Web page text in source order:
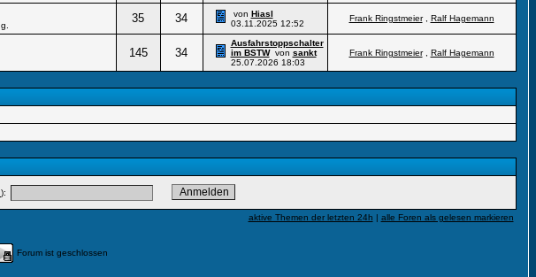
35 34 von Hiasl
03.11.2025 12:52
Frank Ringstmeier, Ralf Hagemann
145 34
Ausfahrstoppschalter
im BSTWvon sankt
25.07.2026 18:03
Frank Ringstmeier, Ralf Hagemann
):
aktive Themen der letzten 24h | alle Foren als gelesen markieren
Forum ist geschlossen